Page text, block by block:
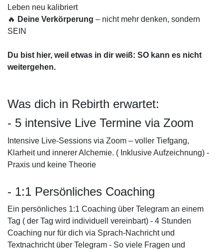
Leben neu kalibriert
🔥 Deine Verkörperung – nicht mehr denken, sondern
SEIN
Du bist hier, weil etwas in dir weiß: SO kann es nicht
weitergehen.
Was dich in Rebirth erwartet:
- 5 intensive Live Termine via Zoom
Intensive Live-Sessions via Zoom – voller Tiefgang,
Klarheit und innerer Alchemie. ( Inklusive Aufzeichnung) -
Praxis und keine Theorie
- 1:1 Persönliches Coaching
Ein persönliches 1:1 Coaching über Telegram an einem
Tag ( der Tag wird individuell vereinbart) - 4 Stunden
Coaching nur für dich via Sprach-Nachricht und
Textnachricht über Telegram - So viele Fragen und